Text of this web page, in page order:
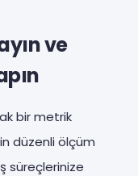
ve
bir metrik
düzenli ölçüm
süreçlerinize